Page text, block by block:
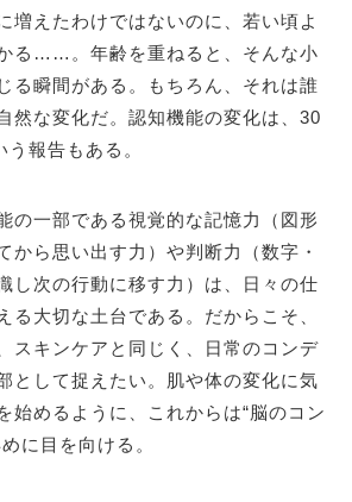
増えたわけではないのに、若い頃よ
る……。年齢を重ねると、そんな小
る瞬間がある。もちろん、それは誰
然な変化だ。認知機能の変化は、30
う報告もある。
の一部である視覚的な記憶力（図形
から思い出す力）や判断力（数字・
し次の行動に移す力）は、日々の仕
る大切な土台である。だからこそ、
スキンケアと同じく、日常のコンデ
として捉えたい。肌や体の変化に気
始めるように、これからは“脳のコン
に目を向ける。